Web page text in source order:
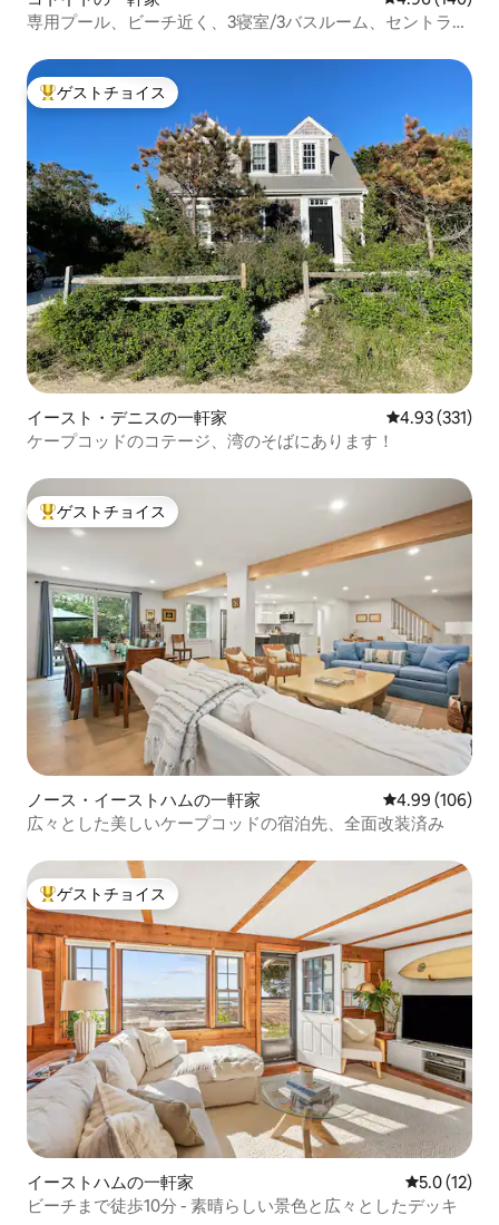
専用プール、ビーチ近く、3寝室/3バスルーム、セントラル
大好評のゲストチョイスです。
ゲストチョイス
イースト・デニスの一軒家 レビュー331
4.93 (331)
ケープコッドのコテージ、湾のそばにあります！
大好評のゲストチョイスです。
ゲストチョイス
ノース・イーストハムの一軒家 レビュー106
4.99 (106)
広々とした美しいケープコッドの宿泊先、全面改装済み
大好評のゲストチョイスです。
ゲストチョイス
イーストハムの一軒家 レビュー12
5.0 (12)
ビーチまで徒歩10分 - 素晴らしい景色と広々としたデッキ